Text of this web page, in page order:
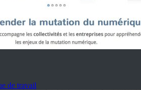
de travail